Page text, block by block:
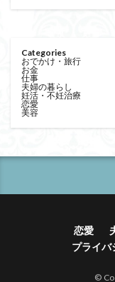
Categories
おでかけ・旅行
お金
仕事
夫婦の暮らし
妊活・不妊治療
恋愛
美容
恋愛
プライバ
©